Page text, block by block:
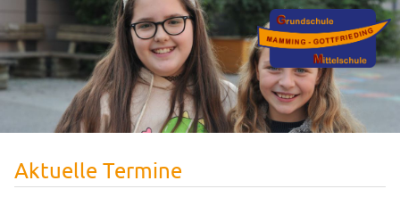
Aktuelle Termine